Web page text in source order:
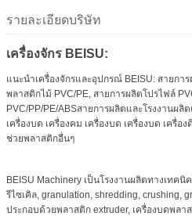
รายละเอียดบริษัท
เครื่องจักร BEISU:
แนะนําเครื่องจักรและอุปกรณ์ BEISU: สายกา
พลาสติกไม้ PVC/PE, สายการผลิตโปรไฟล์
PVC/PP/PE/ABSสายการผลิตและโรงงานผลิ
เครื่องบด เครื่องคม เครื่องบด เครื่องบด เครื่อ
ช่วยพลาสติกอื่นๆ
BEISU Machinery เป็นโรงงานผลิตทางเทค
รีไซเคิล, granulation, shredding, crushing,
ประกอบด้วยพลาสติก extruder, เครื่องบดพลา